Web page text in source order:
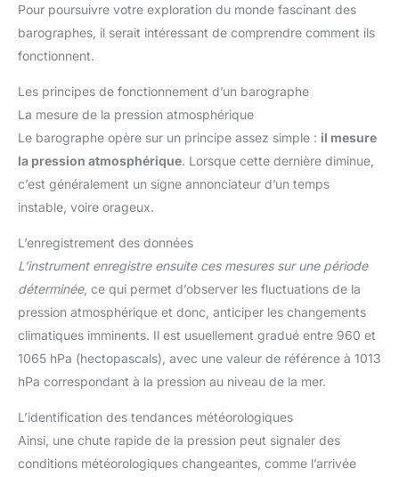
Pour poursuivre votre exploration du monde fascinant des
barographes, il serait intéressant de comprendre comment ils
fonctionnent.
Les principes de fonctionnement d’un barographe
La mesure de la pression atmosphérique
Le barographe opère sur un principe assez simple : il mesure
la pression atmosphérique. Lorsque cette dernière diminue,
c’est généralement un signe annonciateur d’un temps
instable, voire orageux.
L’enregistrement des données
L’instrument enregistre ensuite ces mesures sur une période
déterminée, ce qui permet d’observer les fluctuations de la
pression atmosphérique et donc, anticiper les changements
climatiques imminents. Il est usuellement gradué entre 960 et
1065 hPa (hectopascals), avec une valeur de référence à 1013
hPa correspondant à la pression au niveau de la mer.
L’identification des tendances météorologiques
Ainsi, une chute rapide de la pression peut signaler des
conditions météorologiques changeantes, comme l’arrivée